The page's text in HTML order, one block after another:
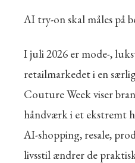
AI try-on skal måles på
I juli 2026 er mode-,
retailmarkedet i en
Couture Week viser
håndværk i et ekstremt
AI-shopping, resale,
livsstil ændrer de